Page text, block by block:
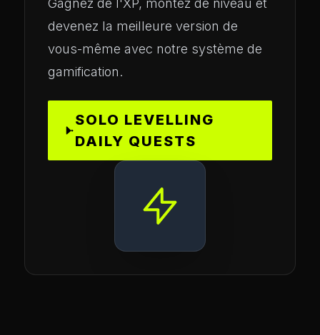
Gagnez de l'XP, montez de niveau et
devenez la meilleure version de
vous-même avec notre système de
gamification.
SOLO LEVELLING
DAILY QUESTS